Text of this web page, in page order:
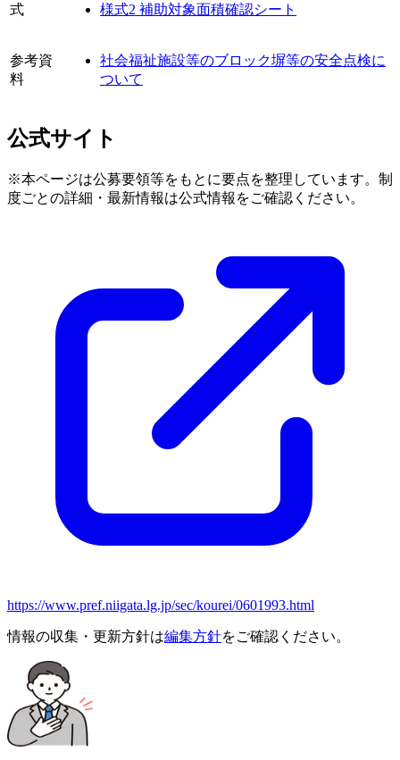
式 様式2 補助対象面積確認シート
参考資
料
社会福祉施設等のブロック塀等の安全点検に
ついて
公式サイト
※本ページは公募要領等をもとに要点を整理しています。制
度ごとの詳細・最新情報は公式情報をご確認ください。
https://www.pref.niigata.lg.jp/sec/kourei/0601993.html
情報の収集・更新方針は編集方針をご確認ください。